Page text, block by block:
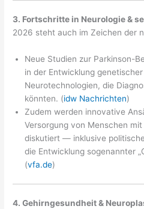
3. Fortschritte in Neurologie &
2026 steht auch im Zeichen der
Neue Studien zur Parkinson-
in der Entwicklung
Neurotechnologien, die
könnten. (idw Nachrichten)
Zudem werden innovative
Versorgung von Menschen
diskutiert — inklusive
die Entwicklung sogenannter
(vfa.de)
4. Gehirngesundheit &